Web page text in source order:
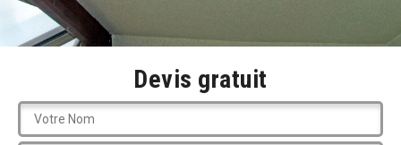
Devis gratuit